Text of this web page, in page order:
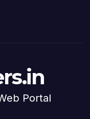
Portal